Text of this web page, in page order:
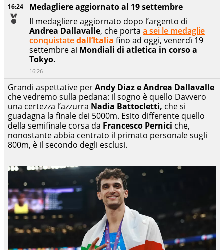
16:24
Medagliere aggiornato al 19 settembre
Il medagliere aggiornato dopo l’argento di
Andrea Dallavalle, che porta a sei le medaglie
conquistatedall’Italia fino ad oggi, venerdì 19
settembre ai Mondiali di atletica in corso a
Tokyo.
16:26
Grandi aspettative perAndy Diaz e Andrea Dallavalle
che vedremo sulla pedana: il sogno è quello Davvero
una certezza l’azzurra Nadia Battocletti, che si
guadagna la finale dei 5000m. Esito differente quello
della semifinale corsa da Francesco Pernici che,
nonostante abbia centrato il primato personale sugli
800m, è il secondo degli esclusi.